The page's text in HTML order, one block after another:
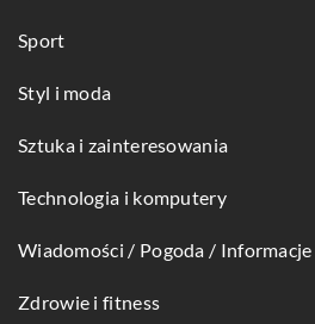
Sport
Styl i moda
Sztuka i zainteresowania
Technologia i komputery
Wiadomości / Pogoda / Informacje
Zdrowie i fitness